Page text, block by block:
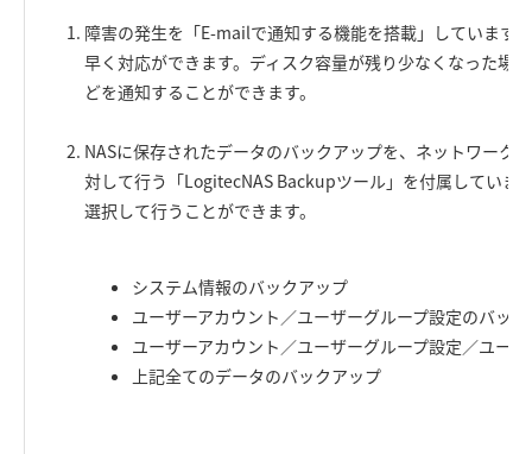
障害の発生を「E-mailで通知する機能を搭載」しています
早く対応ができます。ディスク容量が残り少なくなった場
どを通知することができます。
NASに保存されたデータのバックアップを、ネットワーク
対して行う「LogitecNAS Backupツール」を付属していま
選択して行うことができます。
システム情報のバックアップ
ユーザーアカウント／ユーザーグループ設定のバッ
ユーザーアカウント／ユーザーグループ設定／ユー
上記全てのデータのバックアップ